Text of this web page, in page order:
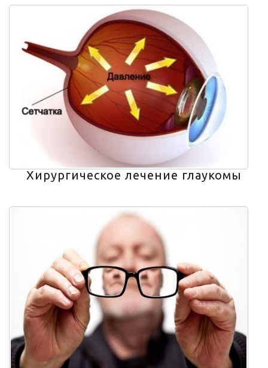
Хирургическое лечение глаукомы